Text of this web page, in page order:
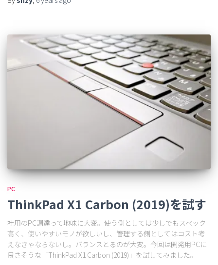
PC
ThinkPad X1 Carbon (2019)を試す
社用のPC調達って地味に大変。使う側としては少しでもスペック
高く、使いやすいモノが欲しいし、管理する側としてはコスト考
えなきゃならないし。バランスとるのが大変。今回は開発用PCに
良さそうな「ThinkPad X1 Carbon (2019)」を試してみました。